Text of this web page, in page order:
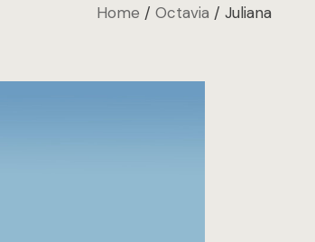
Home Octavia Juliana